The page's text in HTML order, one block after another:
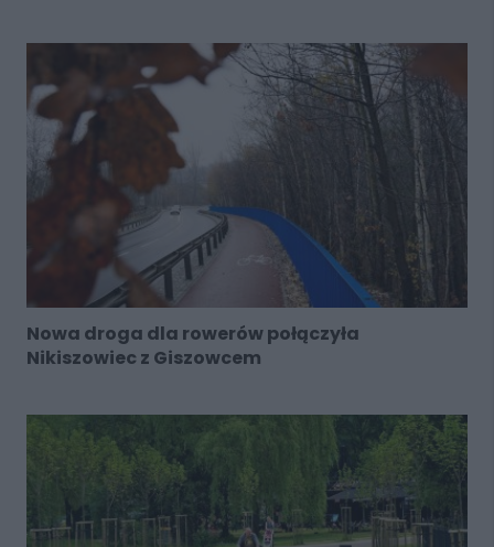
Nowa droga dla rowerów połączyła
Nikiszowiec z Giszowcem